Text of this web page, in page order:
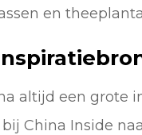
en
altijd een grote
China Inside